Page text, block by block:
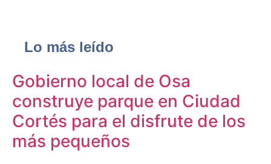
Lo más leído
Gobierno local de Osa
construye parque en Ciudad
Cortés para el disfrute de los
más pequeños